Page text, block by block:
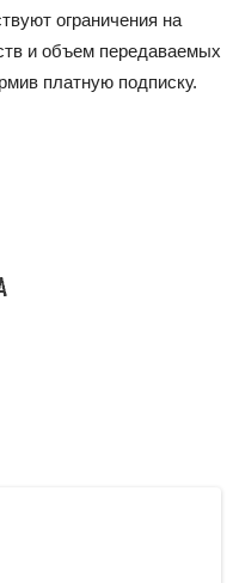
ограничения на
и объем передаваемых
платную подписку.